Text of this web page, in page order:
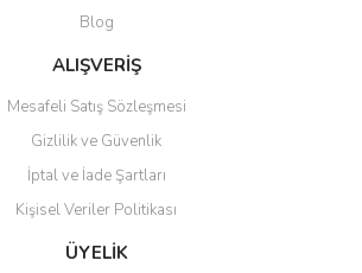
Blog
ALIŞVERİŞ
Mesafeli Satış Sözleşmesi
Gizlilik ve Güvenlik
İptal ve İade Şartları
Kişisel Veriler Politikası
ÜYELİK